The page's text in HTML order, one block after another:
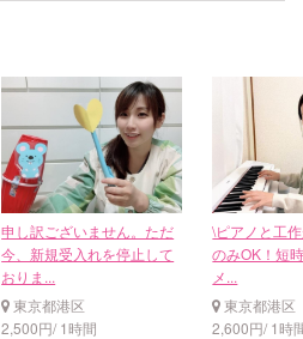
申し訳ございません。ただ
今、新規受入れを停止して
おりま...
東京都港区
2,500円/ 1時間
\ピアノと工
のみOK！短
メ...
東京都港区
2,600円/ 1時